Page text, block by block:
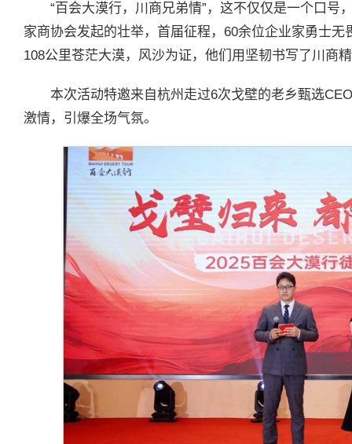
“百会大漠行，川商兄弟情”，这不仅仅是一个口号
家商协会发起的壮举，首届征程，60余位企业家勇士
108公里苍茫大漠，风沙为证，他们用坚韧书写了川商
本次活动特邀来自杭州走过6次戈壁的老乡甄选
激情，引爆全场气氛。